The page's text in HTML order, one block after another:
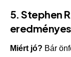
5.Stephen
Miért jó? Bár